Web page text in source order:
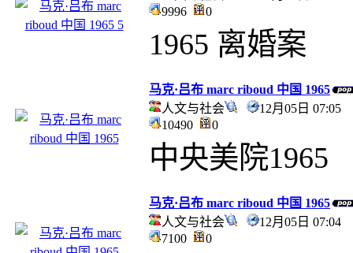
9996
0
1965 离婚案
马克·吕布 marc riboud 中国 1965
人文与社会
12月05日 07:05
10490
0
中央美院1965
马克·吕布 marc riboud 中国 1965
人文与社会
12月05日 07:04
7100
0